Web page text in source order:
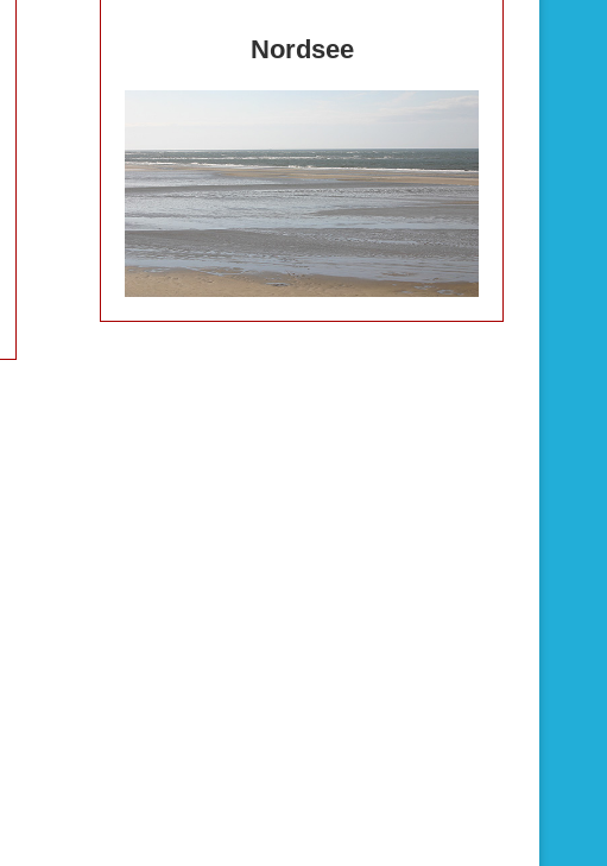
Nordsee